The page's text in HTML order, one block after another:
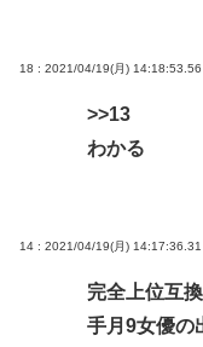
18 : 2021/04/19(月) 14:18:53.56
>>13
わかる
14 : 2021/04/19(月) 14:17:36.31
完全上位互
手月9女優の